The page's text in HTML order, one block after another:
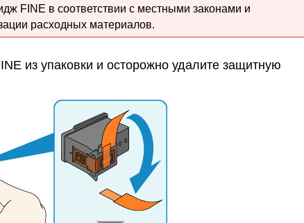
FINE в соответствии с местными законами и
расходных материалов.
из упаковки и осторожно удалите защитную